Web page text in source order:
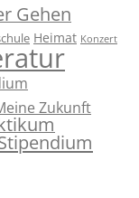
Gehen
Heimat Konzert
Zukunft